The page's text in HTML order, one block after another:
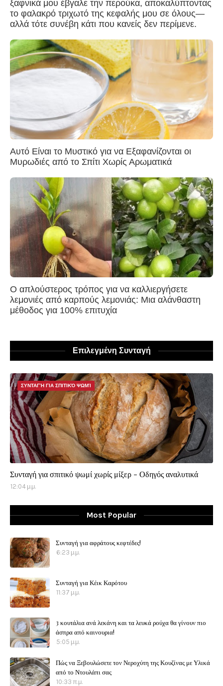
ξαφνικά μου έβγαλε την περούκα, αποκαλύπτοντας
το φαλακρό τριχωτό της κεφαλής μου σε όλους—
αλλά τότε συνέβη κάτι που κανείς δεν περίμενε.
Αυτό Είναι το Μυστικό για να Εξαφανίζονται οι
Μυρωδιές από το Σπίτι Χωρίς Αρωματικά
Ο απλούστερος τρόπος για να καλλιεργήσετε
λεμονιές από καρπούς λεμονιάς: Μια αλάνθαστη
μέθοδος για 100% επιτυχία
Επιλεγμένη Συνταγή
ΣΥΝΤΑΓΉ ΓΙΑ ΣΠΙΤΙΚΌ ΨΩΜΊ
Συνταγή για σπιτικό ψωμί χωρίς μίξερ - Οδηγός αναλυτικά
12:04 μ.μ.
Most Popular
Συνταγή για αφράτους κεφτέδες!
6:23 μ.μ.
Συνταγή για Κέικ Καρότου
11:37 μ.μ.
3 κουτάλια ανά λεκάνη και τα λευκά ρούχα θα γίνουν πιο
άσπρα από καινουρια!
5:05 μ.μ.
Πώς να Ξεβουλώσετε τον Νεροχύτη της Κουζίνας με Υλικά
από το Ντουλάπι σας
10:33 π.μ.